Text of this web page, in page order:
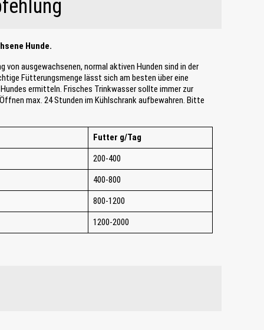
Hunde.
ausgewachsenen, normal aktiven Hunden sind in der
Fütterungsmenge lässt sich am besten über eine
ermitteln. Frisches Trinkwasser sollte immer zur
max. 24 Stunden im Kühlschrank aufbewahren. Bitte
Futter g/Tag
200-400
400-800
800-1200
1200-2000